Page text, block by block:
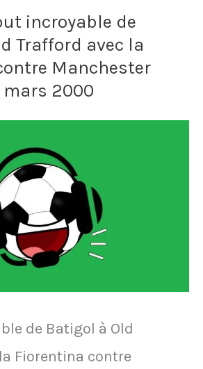
incroyable de
Trafford avec la
Manchester
mars 2000
de Batigol à Old
Fiorentina contre